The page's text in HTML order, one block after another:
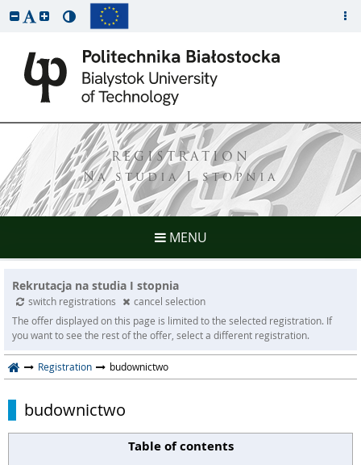
REGISTRATION
Na studia I stopnia
MENU
Rekrutacja na studia I stopnia
switch registrations
cancel selection
The offer displayed on this page is limited to the selected registration. If
you want to see the rest of the offer, select a different registration.
Registration budownictwo
budownictwo
Table of contents